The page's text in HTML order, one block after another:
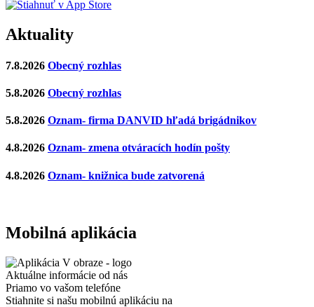
Aktuality
7.8.2026 Obecný rozhlas
5.8.2026 Obecný rozhlas
5.8.2026 Oznam- firma DANVID hľadá brigádnikov
4.8.2026 Oznam- zmena otváracích hodín pošty
4.8.2026 Oznam- knižnica bude zatvorená
Mobilná aplikácia
Aktuálne informácie od nás
Priamo vo vašom telefóne
Stiahnite si našu mobilnú aplikáciu na